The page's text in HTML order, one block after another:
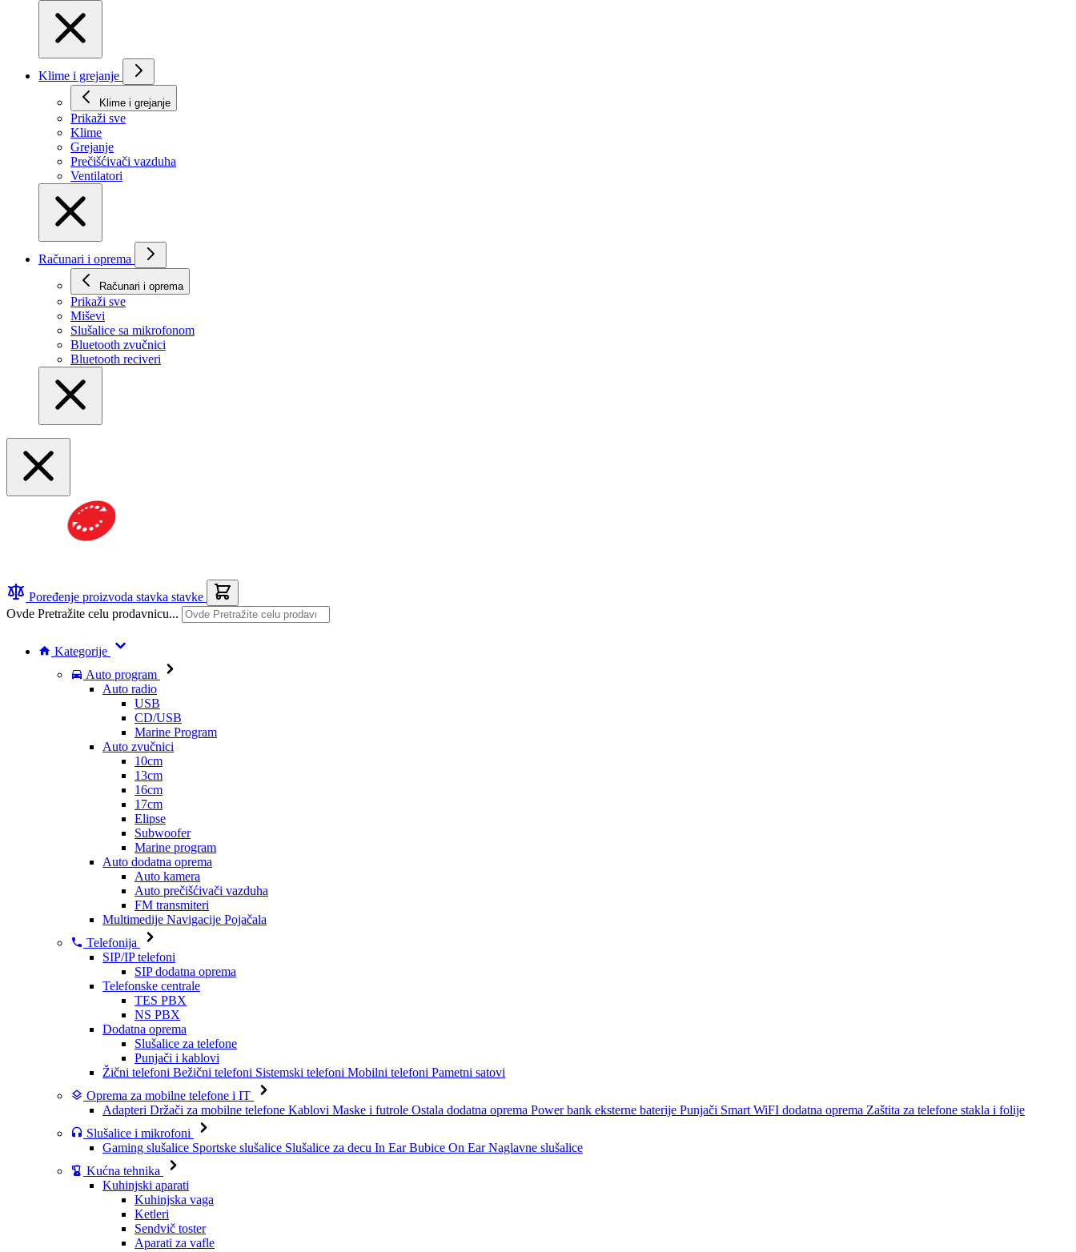
Klime i grejanje
Klime i grejanje
Prikaži svе
Klime
Grejanje
Prečišćivači vazduha
Ventilatori
Računari i oprema
Računari i oprema
Prikaži svе
Miševi
Slušalice sa mikrofonom
Bluetooth zvučnici
Bluetooth reciveri
Poređenje proizvoda stavka stavke
Ovde Pretražite celu prodavnicu...
Kategorije
Auto program
Auto radio
USB
CD/USB
Marine Program
Auto zvučnici
10cm
13cm
16cm
17cm
Elipse
Subwoofer
Marine program
Auto dodatna oprema
Auto kamera
Auto prečišćivači vazduha
FM transmiteri
Multimedije Navigacije Pojačala
Telefonija
SIP/IP telefoni
SIP dodatna oprema
Telefonske centrale
TES PBX
NS PBX
Dodatna oprema
Slušalice za telefone
Punjači i kablovi
Žični telefoni Bežični telefoni Sistemski telefoni Mobilni telefoni Pametni satovi
Oprema za mobilne telefone i IT
Adapteri Držači za mobilne telefone Kablovi Maske i futrole Ostala dodatna oprema Power bank eksterne baterije Punjači Smart WiFI dodatna oprema Zaštita za telefone stakla i folije
Slušalice i mikrofoni
Gaming slušalice Sportske slušalice Slušalice za decu In Ear Bubice On Ear Naglavne slušalice
Kućna tehnika
Kuhinjski aparati
Kuhinjska vaga
Ketleri
Sendvič toster
Aparati za vafle